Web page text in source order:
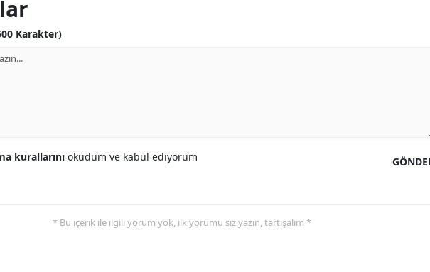
Düzce
Karakter)
kurallarını okudum ve kabul ediyorum
* Bu içerik ile ilgili yorum yok, ilk yorumu siz yazın, tartışalım *